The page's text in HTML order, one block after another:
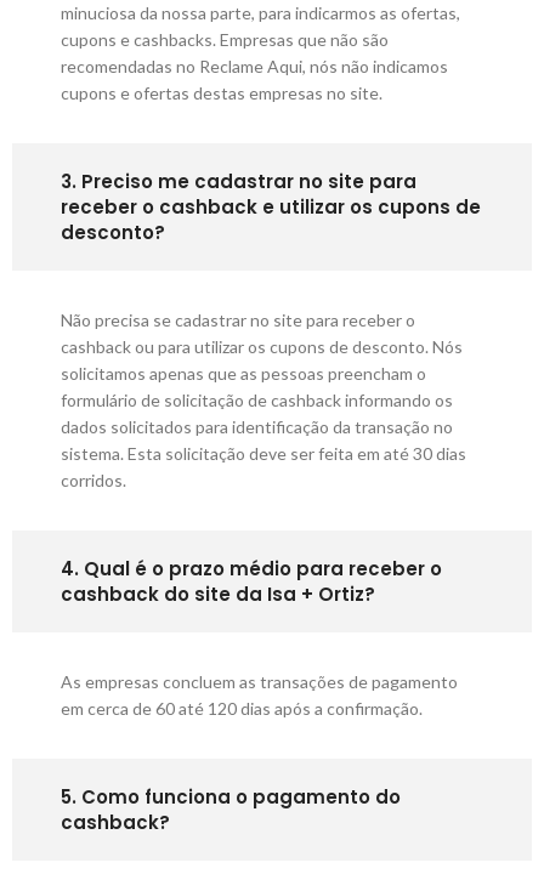
minuciosa da nossa parte, para indicarmos as ofertas,
cupons e cashbacks. Empresas que não são
recomendadas no Reclame Aqui, nós não indicamos
cupons e ofertas destas empresas no site.
3. Preciso me cadastrar no site para
receber o cashback e utilizar os cupons de
desconto?
Não precisa se cadastrar no site para receber o
cashback ou para utilizar os cupons de desconto. Nós
solicitamos apenas que as pessoas preencham o
formulário de solicitação de cashback informando os
dados solicitados para identificação da transação no
sistema. Esta solicitação deve ser feita em até 30 dias
corridos.
4. Qual é o prazo médio para receber o
cashback do site da Isa + Ortiz?
As empresas concluem as transações de pagamento
em cerca de 60 até 120 dias após a confirmação.
5. Como funciona o pagamento do
cashback?